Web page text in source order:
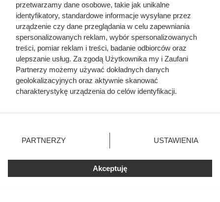
Dziennikarze ujawnili
pochodzenie mięsa z Dino. Klienci
zaskoczeni
przetwarzamy dane osobowe, takie jak unikalne
identyfikatory, standardowe informacje wysyłane przez
urządzenie czy dane przeglądania w celu zapewniania
spersonalizowanych reklam, wybór spersonalizowanych
treści, pomiar reklam i treści, badanie odbiorców oraz
ulepszanie usług. Za zgodą Użytkownika my i Zaufani
Partnerzy możemy używać dokładnych danych
geolokalizacyjnych oraz aktywnie skanować
charakterystykę urządzenia do celów identyfikacji.
zmienić/wycofać klikając przycisk ustawień prywatności
znajdujący się w lewym dolnym rogu strony
rodzaje przetwarzania danych nie wymagają zgody
użytkownika, ale masz prawo sprzeciwić się takiemu
przetwarzaniu. Preferencje będą miały zastosowania tylko
PARTNERZY USTAWIENIA
Akceptuję